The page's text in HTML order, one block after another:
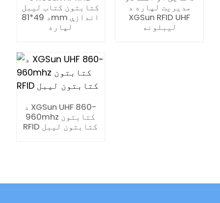
کتابتون کتاب لیبل
د 49*81mm اندازې
لپاره
مدیریت لپاره د
XGSun RFID UHF
لیبلونه
د XGSun UHF 860-
960mhz کتابتون
RFID کتابتون لیبل